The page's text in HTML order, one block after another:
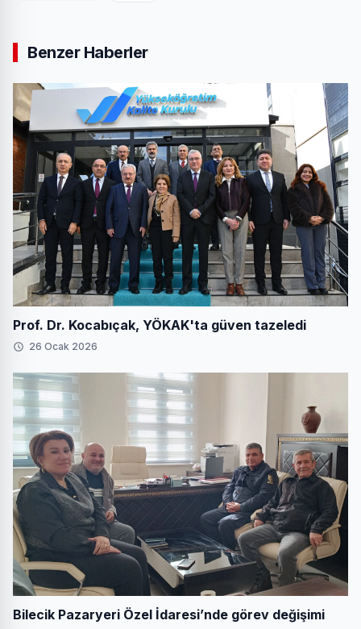
Benzer Haberler
Prof. Dr. Kocabıçak, YÖKAK'ta güven tazeledi
26 Ocak 2026
Bilecik Pazaryeri Özel İdaresi’nde görev değişimi